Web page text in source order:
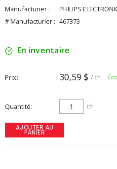
Manufacturier :
PHILIPS
# Manufacturier : 467373
En inventaire
Prix 30,59 $ / ch
Quantité ch
AJOUTER AU
PANIER